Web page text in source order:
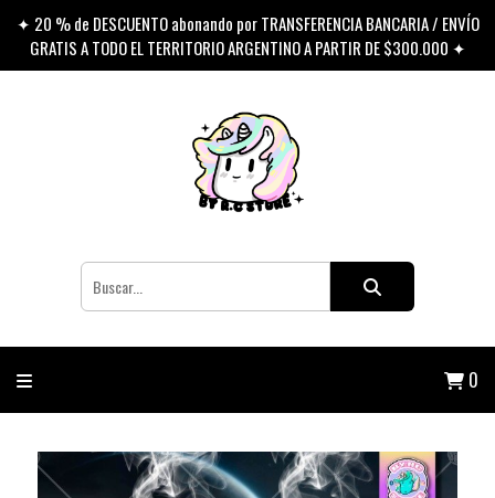
✦ 20 % de DESCUENTO abonando por TRANSFERENCIA BANCARIA / ENVÍO
GRATIS A TODO EL TERRITORIO ARGENTINO A PARTIR DE $300.000 ✦
0